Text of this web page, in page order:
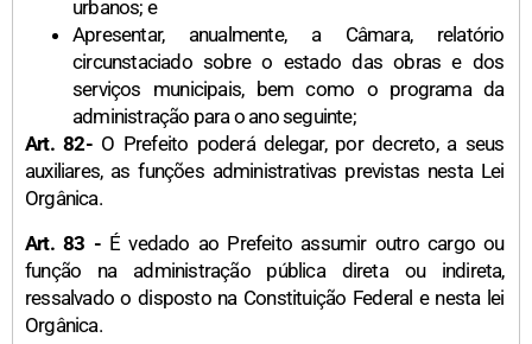
urbanos; e
Apresentar, anualmente, a Câmara, relatório
circunstaciado sobre o estado das obras e dos
serviços municipais, bem como o programa da
administração para o ano seguinte;
Art. 82-O Prefeito poderá delegar, por decreto, a seus
auxiliares, as funções administrativas previstas nesta Lei
Orgânica.
Art. 83 -É vedado ao Prefeito assumir outro cargo ou
função na administração pública direta ou indireta,
ressalvado o disposto na Constituição Federal e nesta lei
Orgânica.